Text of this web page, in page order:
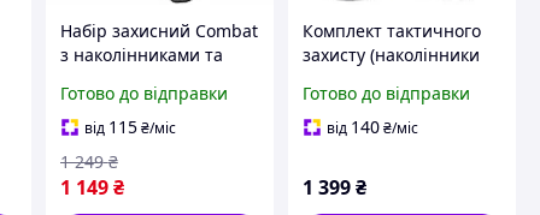
Набір захисний Combat
з наколінниками та
міцного пластику,
коричневий AllInOne -
market-without-queues-
Готово до відправки
від 115 ₴/міс
1 149 ₴
1 249 ₴
Комплект тактичного
захисту (наколінники
удароміцного пластику
чорного кольору
Готово до відправки
від 140₴/міс
1 399₴